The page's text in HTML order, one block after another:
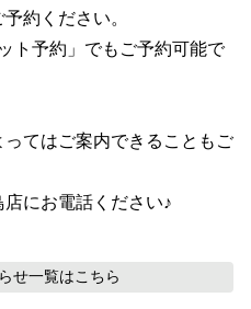
約ください。
ト予約」でもご予約可能で
てはご案内できることもご
にお電話ください♪
せ一覧はこちら